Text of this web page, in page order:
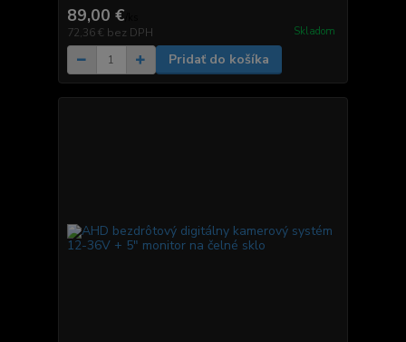
89,00 €
72,36 € bez DPH Skladom
Pridať do košíka